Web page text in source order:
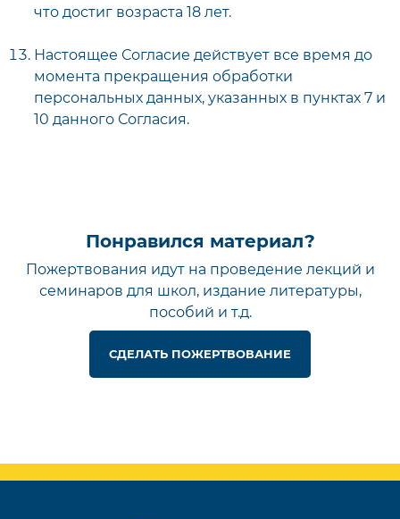
что достиг возраста 18 лет.
Настоящее Согласие действует все время до
момента прекращения обработки
персональных данных, указанных в пунктах 7 и
10 данного Согласия.
Понравился материал?
Пожертвования идут на проведение лекций и
семинаров для школ, издание литературы,
пособий и т.д.
СДЕЛАТЬ ПОЖЕРТВОВАНИЕ